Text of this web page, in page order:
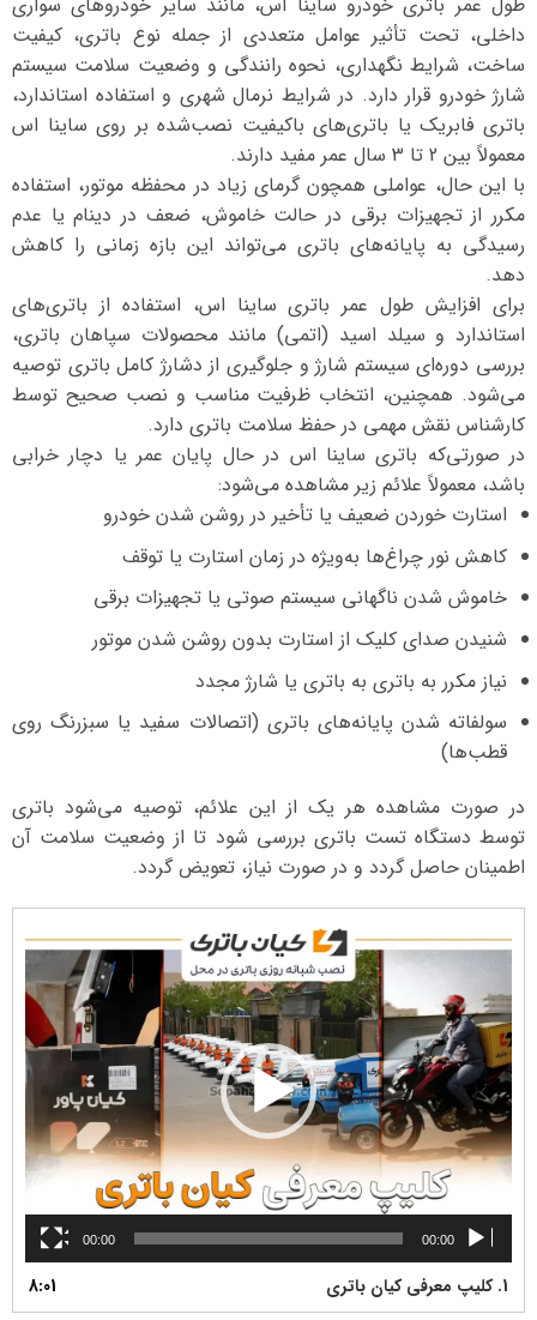
داخلی، تحت تأثیر عوامل متعددی از جمله نوع باتری، کیفیت
ساخت، شرایط نگهداری، نحوه رانندگی و وضعیت سلامت سیستم
شارژ خودرو قرار دارد. در شرایط نرمال شهری و استفاده استاندارد،
باتری فابریک یا باتری‌های باکیفیت نصب‌شده بر روی ساینا اس
معمولاً بین 2 تا 3 سال عمر مفید دارند.
با این حال، عواملی همچون گرمای زیاد در محفظه موتور، استفاده
مکرر از تجهیزات برقی در حالت خاموش، ضعف در دینام یا عدم
رسیدگی به پایانه‌های باتری می‌تواند این بازه زمانی را کاهش
دهد.
برای افزایش طول عمر باتری ساینا اس، استفاده از باتری‌های
استاندارد و سیلد اسید (اتمی) مانند محصولات سپاهان باتری،
بررسی دوره‌ای سیستم شارژ و جلوگیری از دشارژ کامل باتری توصیه
می‌شود. همچنین، انتخاب ظرفیت مناسب و نصب صحیح توسط
کارشناس نقش مهمی در حفظ سلامت باتری دارد.
در صورتی‌که باتری ساینا اس در حال پایان عمر یا دچار خرابی
باشد، معمولاً علائم زیر مشاهده می‌شود:
استارت خوردن ضعیف یا تأخیر در روشن شدن خودرو
کاهش نور چراغ‌ها به‌ویژه در زمان استارت یا توقف
خاموش شدن ناگهانی سیستم صوتی یا تجهیزات برقی
شنیدن صدای کلیک از استارت بدون روشن شدن موتور
نیاز مکرر به باتری به باتری یا شارژ مجدد
سولفاته شدن پایانه‌های باتری (اتصالات سفید یا سبزرنگ روی
قطب‌ها)
در صورت مشاهده هر یک از این علائم، توصیه می‌شود باتری
توسط دستگاه تست باتری بررسی شود تا از وضعیت سلامت آن
اطمینان حاصل گردد و در صورت نیاز، تعویض گردد.
ویدیو
00:00
00:00
1. کلیپ معرفی کیان باتری 8:01